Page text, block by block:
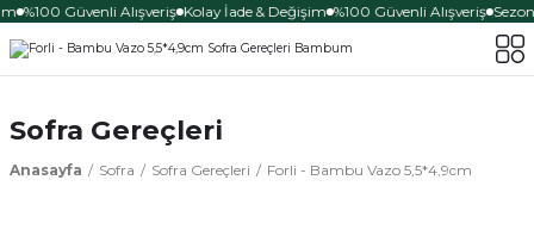
%100 Güvenli Alışveriş Kolay İade & Değişim %100 Güvenli Alışveriş
Sofra Gereçleri
Anasayfa Sofra Sofra Gereçleri Forli - Bambu Vazo 5,5*4,9cm